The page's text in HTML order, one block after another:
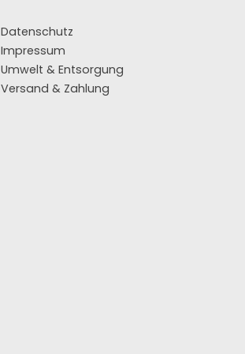
Datenschutz
Impressum
Umwelt & Entsorgung
Versand & Zahlung